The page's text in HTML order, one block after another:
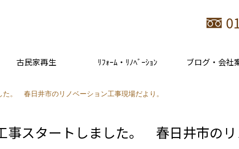
古民家再生 ﾘﾌｫｰﾑ・ﾘﾉﾍﾞｰｼｮﾝ ブログ・会社
た。 春日井市のリノベーション工事現場だより。
事スタートしました。 春日井市の